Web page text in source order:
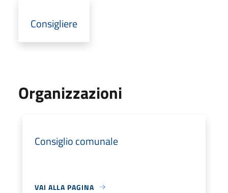
Consigliere
Organizzazioni
Consiglio comunale
VAI ALLA PAGINA